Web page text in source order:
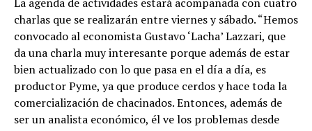
charlas que se realizarán entre viernes y sábado. “Hemos
convocado al economista Gustavo ‘Lacha’ Lazzari, que
da una charla muy interesante porque además de estar
bien actualizado con lo que pasa en el día a día, es
productor Pyme, ya que produce cerdos y hace toda la
comercialización de chacinados. Entonces, además de
ser un analista económico, él ve los problemas desde